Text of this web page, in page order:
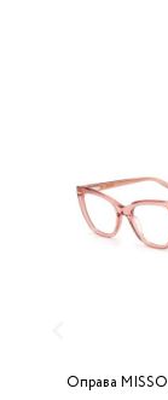
Оправа